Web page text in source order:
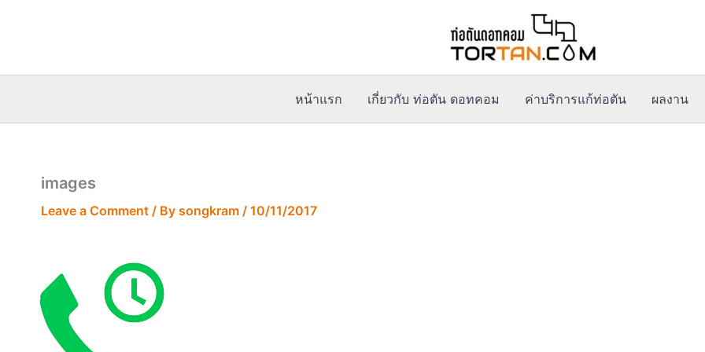
หน้าแรก เกี่ยวกับ ท่อตัน ดอทคอม ค่าบริการแก้ท่อตัน ผลงาน
images
Leave a Comment / By songkram / 10/11/2017